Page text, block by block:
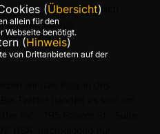
kann, loggen Sie sich
aus.
Twitter handelt es sich um
(Übersicht)
allein für den
Webseite benötigt.
(Hinweis)
von Drittanbietern auf der